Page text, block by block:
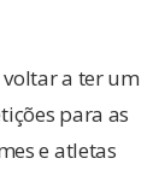
voltar a ter um
para as
e atletas